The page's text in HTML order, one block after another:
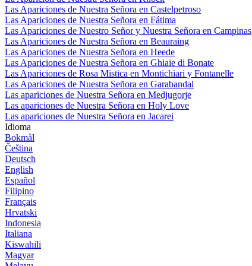
Las Apariciones de Nuestra Señora en Castelpetroso
Las Apariciones de Nuestra Señora en Fátima
Las Apariciones de Nuestro Señor y Nuestra Señora en Campinas
Las Apariciones de Nuestra Señora en Beauraing
Las Apariciones de Nuestra Señora en Heede
Las Apariciones de Nuestra Señora en Ghiaie di Bonate
Las Apariciones de Rosa Mistica en Montichiari y Fontanelle
Las Apariciones de Nuestra Señora en Garabandal
Las apariciones de Nuestra Señora en Medjugorje
Las apariciones de Nuestra Señora en Holy Love
Las apariciones de Nuestra Señora en Jacarei
Idioma
Bokmål
Čeština
Deutsch
English
Español
Filipino
Français
Hrvatski
Indonesia
Italiana
Kiswahili
Magyar